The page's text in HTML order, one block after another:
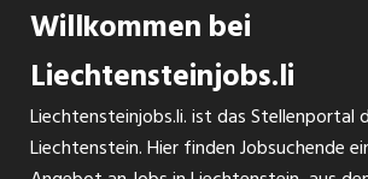
Willkommen bei
Liechtensteinjobs.li
Liechtensteinjobs.li. ist das Stellenportal
Liechtenstein. Hier finden Jobsuchende